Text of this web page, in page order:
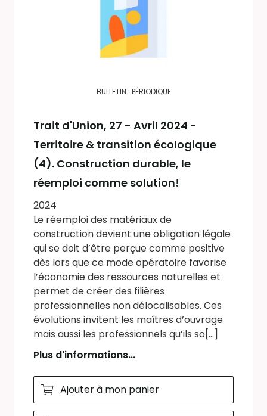
BULLETIN : PÉRIODIQUE
Trait d'Union, 27 - Avril 2024 -
Territoire & transition écologique
(4). Construction durable, le
réemploi comme solution!
2024
Le réemploi des matériaux de
construction devient une obligation légale
qui se doit d’être perçue comme positive
dès lors que ce mode opératoire favorise
l’économie des ressources naturelles et
permet de créer des filières
professionnelles non délocalisables. Ces
évolutions invitent les maîtres d’ouvrage
mais aussi les professionnels qu’ils so[...]
Plus d'informations...
Ajouter à mon panier